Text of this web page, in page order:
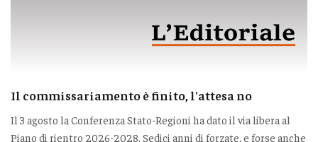
Il commissariamento è finito, l'attesa no
Il 3 agosto la Conferenza Stato-Regioni ha dato il via libera al
Piano di rientro 2026-2028. Sedici anni di forzate, e forse anche